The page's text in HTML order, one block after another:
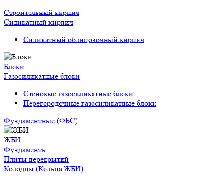
Строительный кирпич
Силикатный кирпич
Силикатный облицовочный кирпич
Блоки
Газосиликатные блоки
Стеновые газосиликатные блоки
Перегородочные газосиликатные блоки
Фундаментные (ФБС)
ЖБИ
Фундаменты
Плиты перекрытий
Колодцы (Кольца ЖБИ)